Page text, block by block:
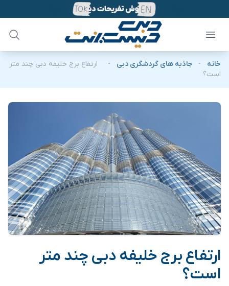
خانه - جاذبه های گردشگری دبی -
ارتفاع برج خلیفه دبی چند متر
است؟
ارتفاع برج خلیفه دبی چند متر
است؟